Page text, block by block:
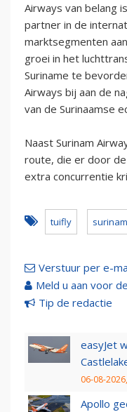
Airways van belang
partner in de
marktsegmenten
groei in het
Suriname te
Airways bij aan de
van de Surinaamse
Naast Surinam
route, die er door
extra concurrentie
tuifly
Verstuur per e-
Meld u aan voor
Tip de redactie
easyJet
06-08-
Apollo